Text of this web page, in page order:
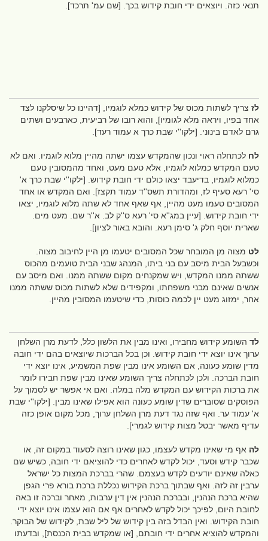
תנאי כזה. ויוצאים ידי חובת קידוש בכך. [שם עמ' תרכד].
לז צריך לשתות מכוס של קידוש כמלא לוגמיו, [דהיינו כל שיסלקנו לצד
אחד בפיו, ויראה מלא לגומיו], והוא רובו של רביעית, כארבעים ושתים
גרם לאדם בינוני. [ילקו''י שבת כרך א עמוד רעד].
לח לכתחלה ראוי ונכון שהמקדש עצמו ישתה מהיין מלוא לוגמיו. ואם לא
טעם המקדש כמלוא לוגמיו, אלא טעם מעט, ואחד מהמסובין טעם
כמלוא לוגמיו, בדיעבד יצאו כולם ידי חובת קידוש. [ילקו''י שבת כרך א'
סי' רעא סעיף לז, ומהדורת תשס''ד עמוד תקצז]. ואם המקדש או אחד
המסובים טעמו מעט מהיין, אף שאף אחד לא שתה מלוא לוגמיו, יצאו
ידי חובת קידוש. [עיין במג''א סי' רעא ס''ק לב. א''ר שם. מעט מים.
שארית יוסף חלק ג' סימן רעא. והובא באור לציון].
לט מצוה מן המובחר שכל המסובים יטעמו מן היין לחיבוב מצוה.
וכשבעל הבית מיסב עם בני ביתו, המנהג שבני הבית טועמים מהכוס
ששתה ממנו המקדש, ויש שמקנחים מקום ששתה ממנו. ואם מיסב עם
אנשים שאינם מבני משפחתו, ומקפידים שלא לשתות מכוס ששתה ממנו
אחר, ימזוג מעט יין לכמה כוסות, כדי שיטעמו המסובין מהיין.
לד השומע קידוש מחבירו, ואינו מבין את הלשון כלל, לדעת מרן השלחן
ערוך אינו יוצא ידי חובת קידוש. וכן בכל הברכות שיוצאים בהם ידי חובה
מדין שומע כעונה, אם השומע אינו מבין שפת המשמיע, אינו יוצא ידי
חובת הברכה. ולכן לכתחלה צריך השומע שאינו מבין שפת חבירו לומר
את ברכות הקידוש עם המקדש מלה במלה. ואם אי אפשר יש לסמוך על
הפוסקים שסוברים שדין שומע כעונה הוא אפילו שאינו מבין. [ילקו''י שבת
א' עמוד ער. ואף שזה נגד דעת מרן השלחן ערוך, מכל מקום אופן כזה
עדיף מאשר יבטל מצות קידוש לגמרי].
לה אף מי שאינו מקדש לעצמו, כגון שאינו רוצה לסעוד במקום זה, או
שכבר קידש וסעד, יכול לקדש לאחרים כדי להוציאם ידי חובה, כשיש שם
כאלה שאינם יודעים לקדש בעצמם. שהרי בברכת המצות כל ישראל
ערבין זה לזה. ואף שבתוך ברכת הקידוש נכללת ברכת בורא פרי הגפן
שהיא ברכת הנהנין, ובברכת הנהנין אין דין ערבות, מאחר וברכה זו באה
לחובת היום, לפיכך יכול לקדש לאחרים אף אם הוא עצמו אינו יוצא ידי
חובת הקידוש. ואין הבדל בזה בין קידוש של ליל שבת, לקידוש של הבוקר.
והמקדש להוציא אחרים ידי חובתם, [או שמקדש בבית הכנסת], ובדעתו